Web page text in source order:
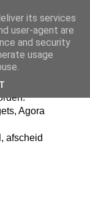
Agora
afscheid
its services
user-agent are
and security
usage